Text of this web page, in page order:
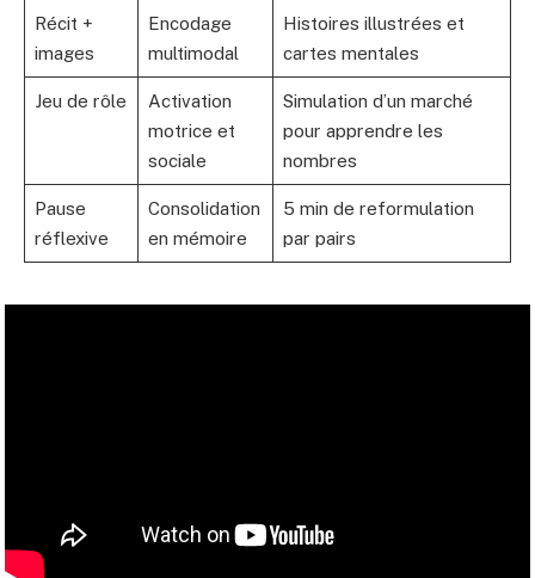
Récit +
images
Encodage
multimodal
Histoires illustrées et
cartes mentales
Jeu de rôle
Activation
motrice et
sociale
Simulation d’un marché
pour apprendre les
nombres
Pause
réflexive
Consolidation
en mémoire
5 min de reformulation
par pairs